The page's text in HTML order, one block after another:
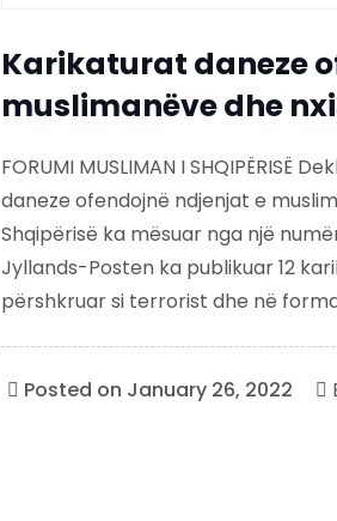
Karikaturat daneze
muslimanëve dhe
FORUMI MUSLIMAN I SHQIPËRISË
daneze ofendojnë ndjenjat e
Shqipërisë ka mësuar nga një
Jyllands-Posten ka publikuar 12
përshkruar si terrorist dhe në
Posted on January 26, 2022